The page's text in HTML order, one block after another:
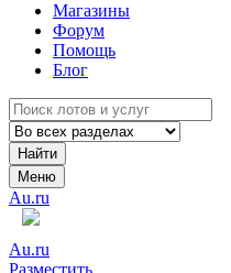
Магазины
Форум
Помощь
Блог
Найти
Меню
Au.ru
Au.ru
Разместить